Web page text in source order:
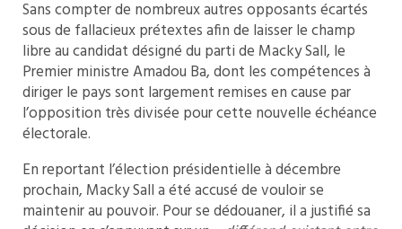
Sans compter de nombreux autres opposants écartés
sous de fallacieux prétextes afin de laisser le champ
libre au candidat désigné du parti de Macky Sall, le
Premier ministre Amadou Ba, dont les compétences à
diriger le pays sont largement remises en cause par
l’opposition très divisée pour cette nouvelle échéance
électorale.
En reportant l’élection présidentielle à décembre
prochain, Macky Sall a été accusé de vouloir se
maintenir au pouvoir. Pour se dédouaner, il a justifié sa